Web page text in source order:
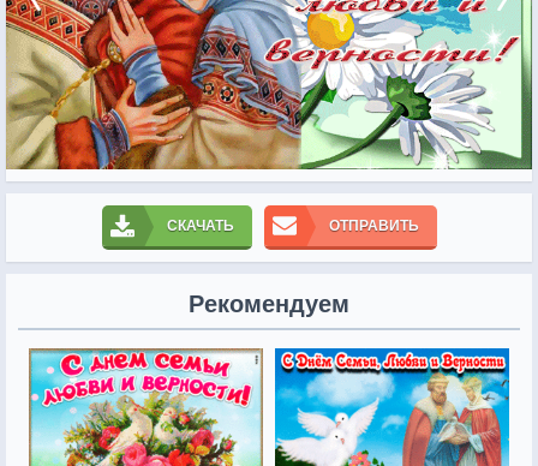
СКАЧАТЬ ОТПРАВИТЬ
Рекомендуем